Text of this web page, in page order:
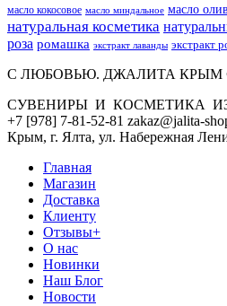
масло кокосовое масло миндальное масло
натуральная косметика
роза ромашка экстракт лаванды экстракт
С ЛЮБОВЬЮ. ДЖАЛИТА КРЫМ
СУВЕНИРЫ И КОСМЕТИКА
+7 [978] 7-81-52-81 zakaz@jalita-
Крым, г. Ялта, ул. Набережная
Главная
Магазин
Доставка
Клиенту
Отзывы+
О нас
Новинки
Наш Блог
Новости